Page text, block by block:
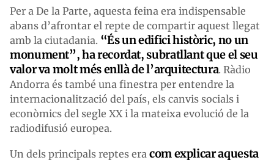
Per a De la Parte, aquesta feina era indispensable
abans d’afrontar el repte de compartir aquest llegat
amb la ciutadania. “És un edifici històric, no un
monument”, ha recordat, subratllant que el seu
valor va molt més enllà de l’arquitectura. Ràdio
Andorra és també una finestra per entendre la
internacionalització del país, els canvis socials i
econòmics del segle XX i la mateixa evolució de la
radiodifusió europea.
Un dels principals reptes era com explicar aquesta